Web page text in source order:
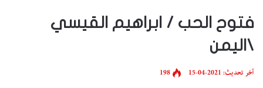
فتوح الحب / ابراهيم القيسي
\اليمن
آخر تحديث: 2021-04-15 198